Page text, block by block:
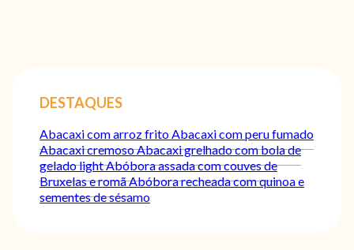
DESTAQUES
Abacaxi com arroz frito Abacaxi com peru fumado
Abacaxi cremosoAbacaxi grelhado com bola de
gelado lightAbóbora assada com couves de
Bruxelas e romãAbóbora recheada com quinoa e
sementes de sésamo